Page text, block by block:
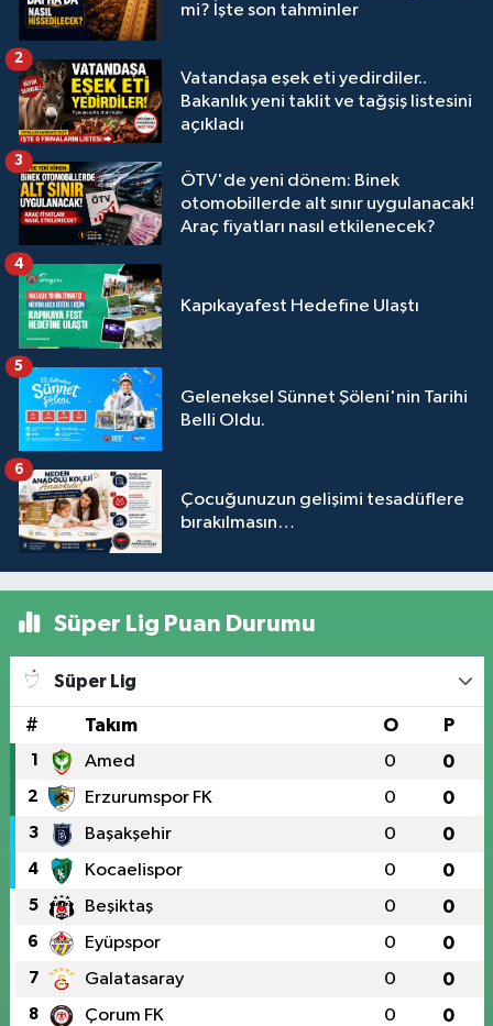
mi? İşte son tahminler
Vatandaşa eşek eti yedirdiler..
Bakanlık yeni taklit ve tağşiş listesini
açıkladı
2
ÖTV'de yeni dönem: Binek
otomobillerde alt sınır uygulanacak!
Araç fiyatları nasıl etkilenecek?
3
Kapıkayafest Hedefine Ulaştı
4
Geleneksel Sünnet Şöleni'nin Tarihi
Belli Oldu.
5
Çocuğunuzun gelişimi tesadüflere
bırakılmasın…
6
Süper Lig Puan Durumu
Süper Lig
# Takım O P
1 Amed 0 0
2 Erzurumspor FK 0 0
3 Başakşehir 0 0
4 Kocaelispor 0 0
5 Beşiktaş 0 0
6 Eyüpspor 0 0
7 Galatasaray 0 0
8 Çorum FK 0 0